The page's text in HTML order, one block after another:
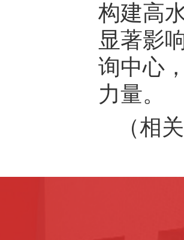
构建高
显著影
询中心
力量。
（相